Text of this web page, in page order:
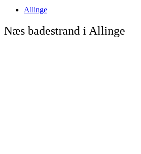
Allinge
Næs badestrand i Allinge